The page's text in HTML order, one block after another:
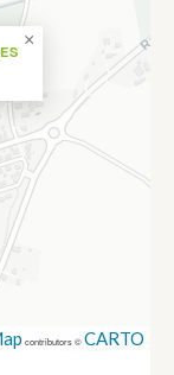
×
contributors ©CARTO